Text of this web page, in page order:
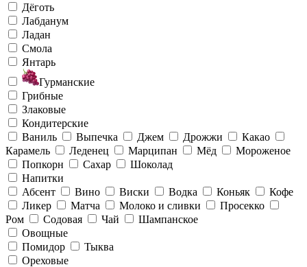
Дёготь
Лабданум
Ладан
Смола
Янтарь
Гурманские
Грибные
Злаковые
Кондитерские
Ваниль
Выпечка Джем Дрожжи
Какао
Карамель
Леденец Марципан Мёд
Мороженое
Попкорн
Сахар
Шоколад
Напитки
Абсент
Вино Виски Водка Коньяк
Кофе
Ликер
Матча Молоко и сливки
Просекко
Ром
Содовая Чай
Шампанское
Овощные
Помидор
Тыква
Ореховые